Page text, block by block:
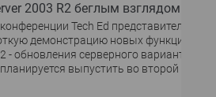
2003 R2 беглым взглядом
Tech Ed представители
демонстрацию новых функций
- обновления серверного варианта
выпустить во второй